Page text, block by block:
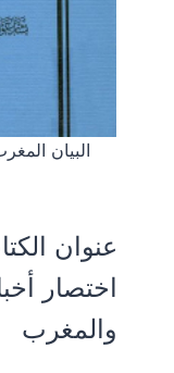
البيان
عنوان
اختصار
والمغرب